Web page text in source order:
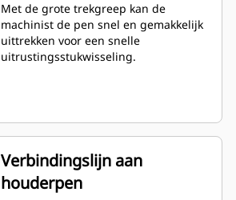
Met de grote trekgreep kan de
machinist de pen snel en gemakkelijk
uittrekken voor een snelle
uitrustingsstukwisseling.
Verbindingslijn aan
houderpen